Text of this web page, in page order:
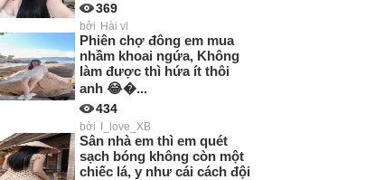
369
bởi Hài vl
Phiên chợ đông em mua
nhầm khoai ngứa, Không
làm được thì hứa ít thôi
anh 😂�...
434
bởi I_love_XB
Sân nhà em thì em quét
sạch bóng không còn một
chiếc lá, y như cái cách đội